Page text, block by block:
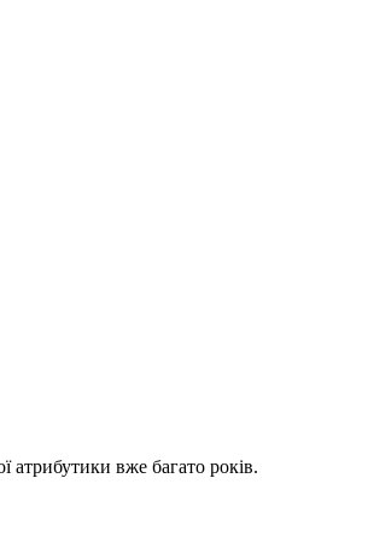
атрибутики вже багато років.